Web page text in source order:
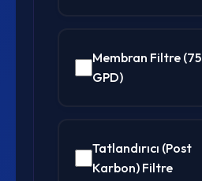
Membran Filtre (75
GPD)
Tatlandırıcı (Post
Karbon) Filtre